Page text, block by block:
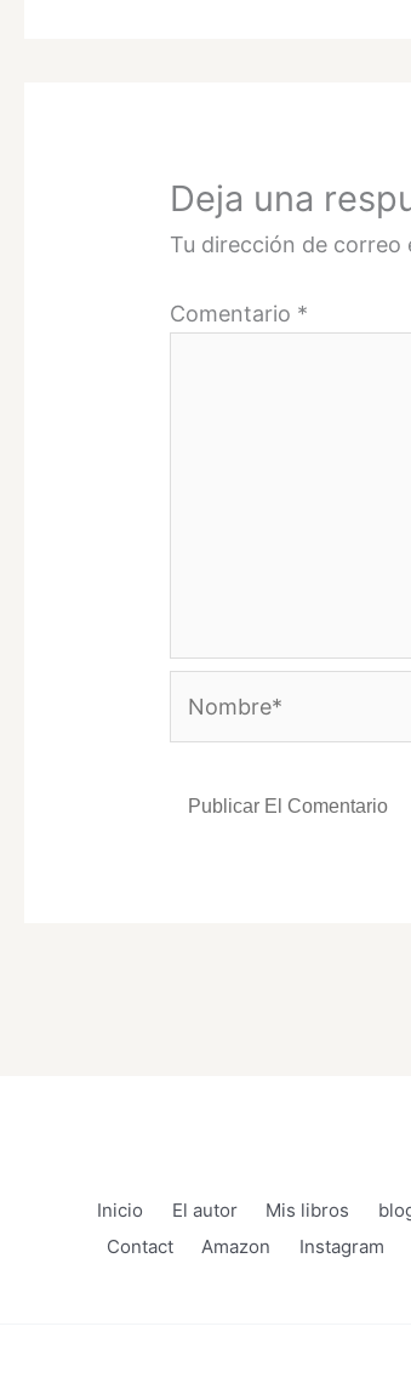
Deja una
Tu dirección de correo
Comentario *
Inicio El autor Mis libros
Contact
Amazon Instagram